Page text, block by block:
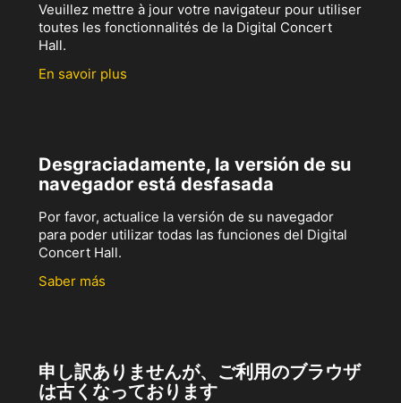
Veuillez mettre à jour votre navigateur pour utiliser
toutes les fonctionnalités de la Digital Concert
Hall.
En savoir plus
Desgraciadamente, la versión de su
navegador está desfasada
Por favor, actualice la versión de su navegador
para poder utilizar todas las funciones del Digital
Concert Hall.
Saber más
申し訳ありませんが、ご利用のブラウザ
は古くなっております